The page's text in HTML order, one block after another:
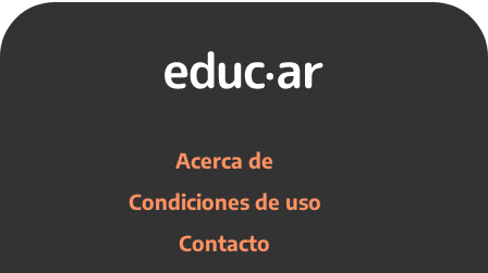
Acerca de
Condiciones de uso
Contacto